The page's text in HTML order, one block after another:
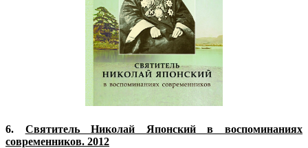
6. Святитель Николай Японский в воспоминаниях
современников. 2012